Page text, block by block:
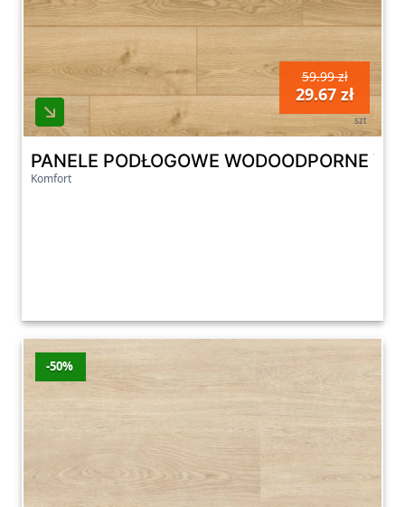
59.99 zł
29.67 zł
szt
PANELE PODŁOGOWE WODOODPORNE
Komfort
-50%